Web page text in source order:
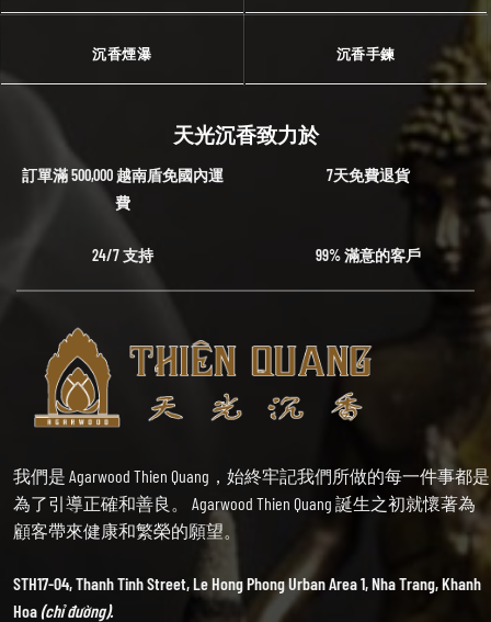
沉香煙瀑 沉香手鍊
天光沉香致力於
訂單滿 500,000 越南盾免國內運
費
7天免費退貨
24/7 支持 99% 滿意的客戶
我們是 Agarwood Thien Quang，始終牢記我們所做的每一件事都是
為了引導正確和善良。 Agarwood Thien Quang 誕生之初就懷著為
顧客帶來健康和繁榮的願望。
STH17-04, Thanh Tinh Street, Le Hong Phong Urban Area 1, Nha Trang, Khanh
Hoa(chỉ đường).